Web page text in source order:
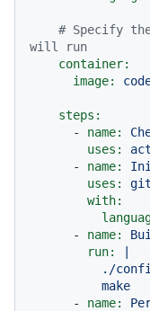
# Specify
will run
container:
image:
steps:
-
name:
uses:
-
name:
uses:
with:
-
name:
run:
|
-
name: